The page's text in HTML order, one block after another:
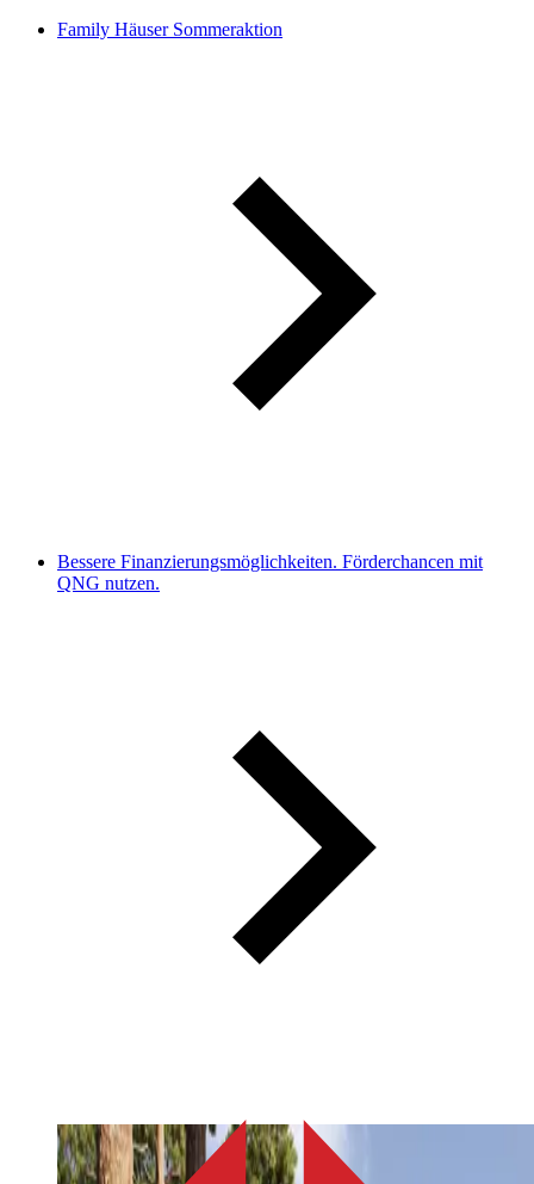
Family Häuser Sommeraktion
Bessere Finanzierungsmöglichkeiten. Förderchancen mit
QNG nutzen.